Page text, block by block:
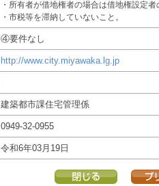
・所有者が借地権者の場合は借地権設定者
・市税等を滞納していないこと。
④要件なし
http://www.city.miyawaka.lg.jp
建築都市課住宅管理係
0949-32-0955
令和6年03月19日